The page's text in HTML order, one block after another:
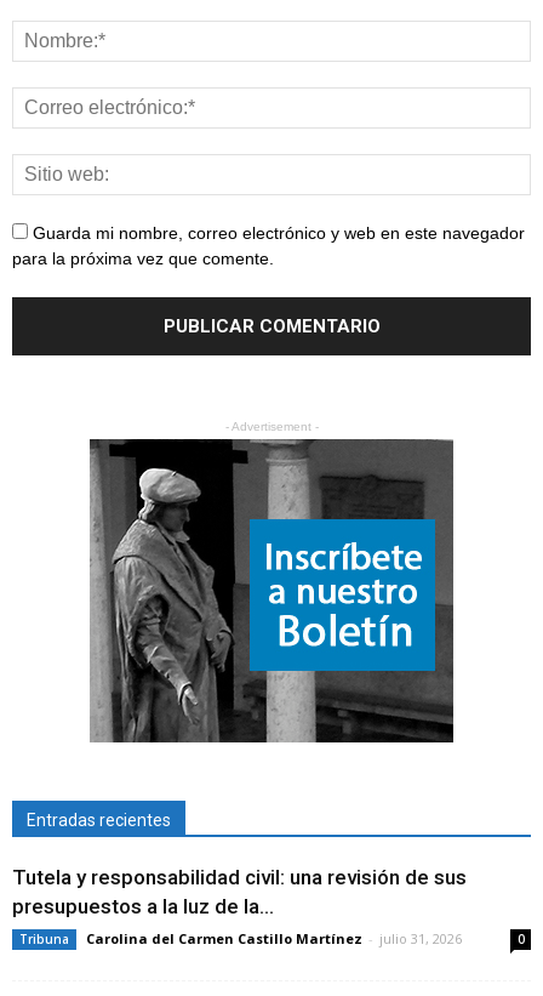
Guarda mi nombre, correo electrónico y web en este navegador
para la próxima vez que comente.
- Advertisement -
Entradas recientes
Tutela y responsabilidad civil: una revisión de sus
presupuestos a la luz de la...
Tribuna Carolina del Carmen Castillo Martínez - julio 31, 2026 0